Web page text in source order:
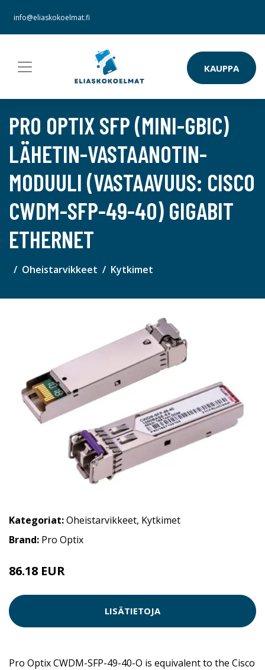
info@eliaskokoelmat.fi
KAUPPA
PRO OPTIX SFP (MINI-GBIC)
LÄHETIN-VASTAANOTIN-
MODUULI (VASTAAVUUS: CISCO
CWDM-SFP-49-40) GIGABIT
ETHERNET
Oheistarvikkeet Kytkimet
Kategoriat:Oheistarvikkeet, Kytkimet
Brand: Pro Optix
86.18 EUR
LISÄTIETOJA
Pro Optix CWDM-SFP-49-40-O is equivalent to the Cisco